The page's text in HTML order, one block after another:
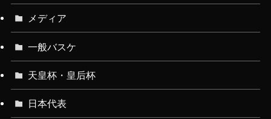
メディア
一般バスケ
天皇杯・皇后杯
日本代表